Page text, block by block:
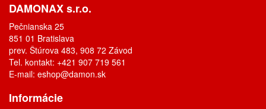
DAMONAX s.r.o.
Pečnianska 25
851 01 Bratislava
prev. Štúrova 483, 908 72 Závod
Tel. kontakt: +421 907 719 561
E-mail: eshop@damon.sk
Informácie